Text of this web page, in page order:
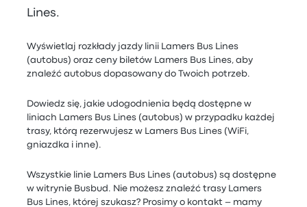
Lines.
Wyświetlaj rozkłady jazdy linii Lamers Bus Lines
(autobus) oraz ceny biletów Lamers Bus Lines, aby
znaleźć autobus dopasowany do Twoich potrzeb.
Dowiedz się, jakie udogodnienia będą dostępne w
liniach Lamers Bus Lines (autobus) w przypadku każdej
trasy, którą rezerwujesz w Lamers Bus Lines (WiFi,
gniazdka i inne).
Wszystkie linie Lamers Bus Lines (autobus) są dostępne
w witrynie Busbud. Nie możesz znaleźć trasy Lamers
Bus Lines, której szukasz? Prosimy o kontakt – mamy